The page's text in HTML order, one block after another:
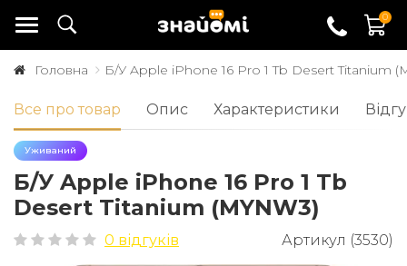
0
Головна Б/У Apple iPhone 16 Pro 1 Tb Desert Titanium
Все про товар Опис Характеристики
Уживаний
Б/У Apple iPhone 16 Pro 1 Tb
Desert Titanium (MYNW3)
0 відгуків Артикул (3530)